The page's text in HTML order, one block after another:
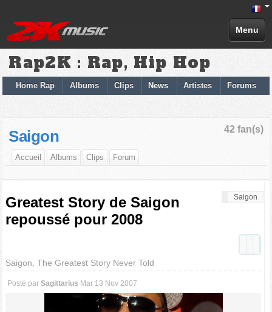
Menu
Rap2K : Rap, Hip Hop
Home Rap Albums Clips News Artistes Forums
42 fan(s)
Saigon
Accueil Albums Clips Forum
Saigon
Greatest Story de Saigon
repoussé pour 2008
Saigon, The Greatest Story Never Told
Posté parSagittarius Mar 13 Nov 2007